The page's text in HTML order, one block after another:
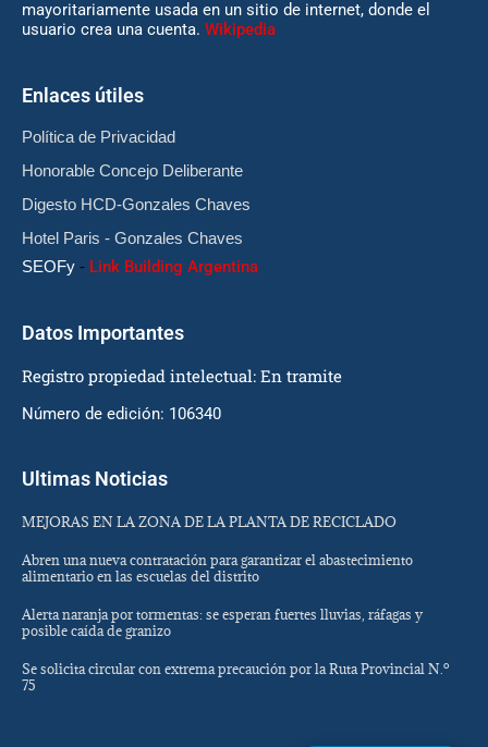
mayoritariamente usada en un sitio de internet, donde el
usuario crea una cuenta. Wikipedia
Enlaces útiles
Política de Privacidad
Honorable Concejo Deliberante
Digesto HCD-Gonzales Chaves
Hotel Paris - Gonzales Chaves
SEOFy - Link Building Argentina
Datos Importantes
Registro propiedad intelectual: En tramite
Número de edición: 106340
Ultimas Noticias
MEJORAS EN LA ZONA DE LA PLANTA DE RECICLADO
Abren una nueva contratación para garantizar el abastecimiento
alimentario en las escuelas del distrito
Alerta naranja por tormentas: se esperan fuertes lluvias, ráfagas y
posible caída de granizo
Se solicita circular con extrema precaución por la Ruta Provincial N.º
75